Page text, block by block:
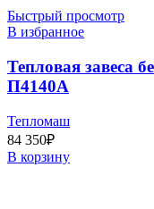
Быстрый просмотр
В избранное
Тепловая завеса
П4140А
Тепломаш
84 350₽
В корзину